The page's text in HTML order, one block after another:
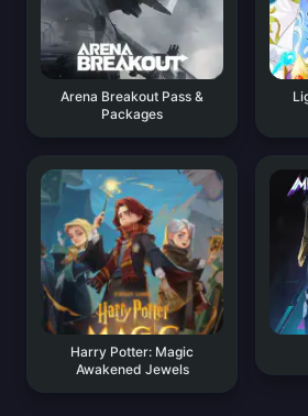
Arena Breakout Pass &
Packages
Harry Potter: Magic
Awakened Jewels